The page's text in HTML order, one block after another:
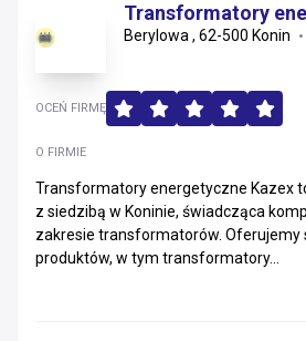
Transformatory
Berylowa , 62-500 Konin
O FIRMIE
Transformatory energetyczne Kazex
z siedzibą w Koninie, świadcząca
zakresie transformatorów. Oferujemy
produktów, w tym transformatory...
OCEŃ FIRMĘ